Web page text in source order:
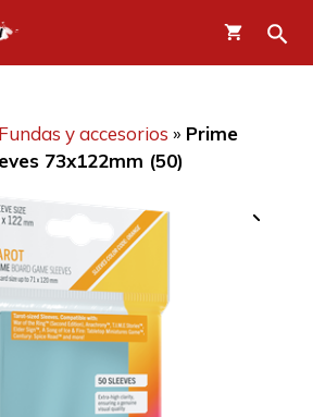
Fundas y accesorios » Prime
73x122mm (50)